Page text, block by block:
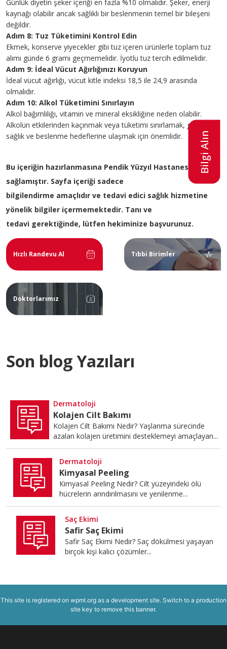
Günlük diyetin şeker içeriği en fazla %10 olmalıdır. Şeker, enerji
kaynağı olabilir ancak sağlıklı bir beslenmenin temel bir bileşeni
değildir.
Adım 8: Tuz Tüketimini Kontrol Edin
Ekmek, konserve yiyecekler gibi tuz içeren ürünlerle toplam tuz
alımı günde 6 gramı geçmemelidir. İyotlu tuz tercih edilmelidir.
Adım 9: İdeal Vücut Ağırlığınızı Koruyun
İdeal vücut ağırlığı, vücut kitle indeksi 18,5 ile 24,9 arasında
olmalıdır.
Adım 10: Alkol Tüketimini Sınırlayın
Alkol bağımlılığı, vitamin ve mineral eksikliğine neden olabilir.
Alkolün etkilerinden kaçınmak veya tüketimi sınırlamak, genel
sağlık ve beslenme hedeflerine ulaşmak için önemlidir.
Bu içeriğin hazırlanmasına Pendik Yüzyıl Hastanesi katkı
sağlamıştır. Sayfa içeriği sadece
bilgilendirme amaçlıdır ve tedavi edici sağlık hizmetine
yönelik bilgiler içermemektedir. Tanı ve
tedavi gerektiğinde, lütfen hekiminize başvurunuz.
Hızlı Randevu Al Tıbbi Birimler
Doktorlarımız
Son blog Yazıları
Dermatoloji
Kolajen Cilt Bakımı
Kolajen Cilt Bakımı Nedir? Yaşlanma sürecinde
azalan kolajen üretimini desteklemeyi amaçlayan...
Dermatoloji
Kimyasal Peeling
Kimyasal Peeling Nedir? Cilt yüzeyindeki ölü
hücrelerin arındırılmasını ve yenilenme...
Saç Ekimi
Safir Saç Ekimi
Safir Saç Ekimi Nedir? Saç dökülmesi yaşayan
birçok kişi kalıcı çözümler...
This site is registered on wpml.org as a development site. Switch to a production
site key to remove this banner.
Bilgi Alın